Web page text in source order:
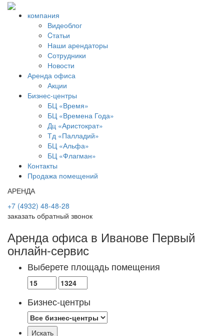
компания
Видеоблог
Cтатьи
Наши арендаторы
Сотрудники
Новости
Аренда офиса
Акции
Бизнес-центры
БЦ «Время»
БЦ «Времена Года»
Дц «Аристократ»
Тд «Палладий»
БЦ «Альфа»
БЦ «Флагман»
Контакты
Продажа помещений
АРЕНДА
+7 (4932) 48-48-28
заказать обратный звонок
Аренда офиса в Иванове Первый
онлайн-сервис
Выберете площадь помещения
Бизнес-центры